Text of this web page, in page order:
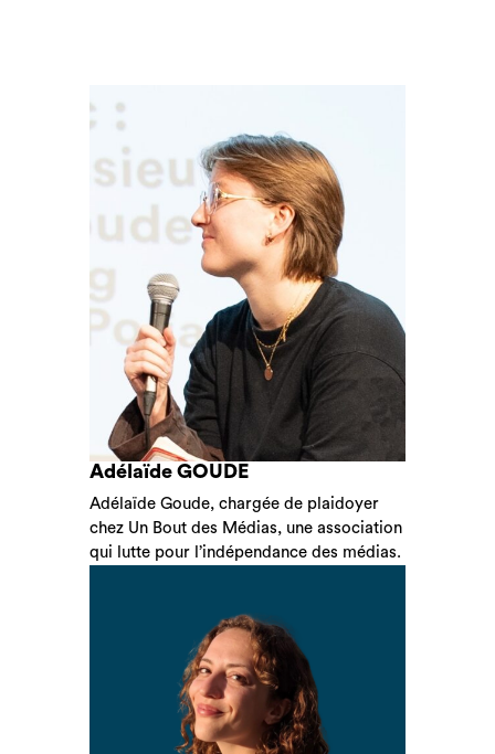
Adélaïde GOUDE
Adélaïde Goude, chargée de plaidoyer
chez Un Bout des Médias, une association
qui lutte pour l’indépendance des médias.